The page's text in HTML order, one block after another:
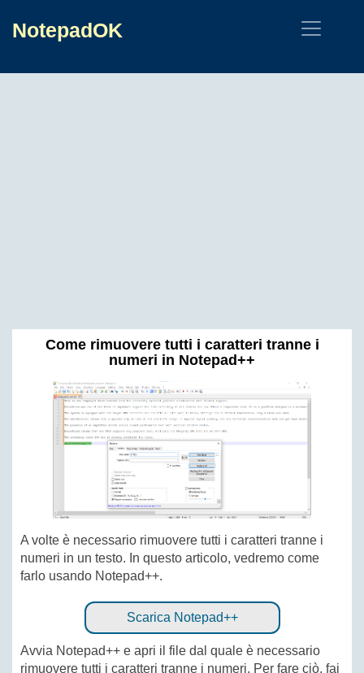
NotepadOK
Come rimuovere tutti i caratteri tranne i
numeri in Notepad++
A volte è necessario rimuovere tutti i caratteri tranne i
numeri in un testo. In questo articolo, vedremo come
farlo usando Notepad++.
Scarica Notepad++
Avvia Notepad++ e apri il file dal quale è necessario
rimuovere tutti i caratteri tranne i numeri. Per fare ciò, fai